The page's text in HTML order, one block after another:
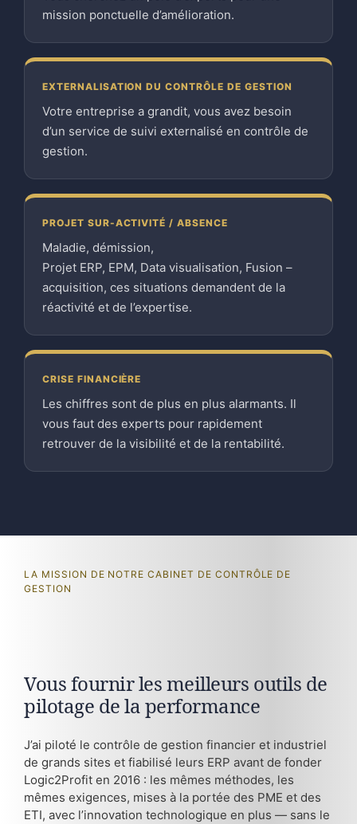
mission ponctuelle d’amélioration.
EXTERNALISATION DU CONTRÔLE DE GESTION
Votre entreprise a grandit, vous avez besoin
d’un service de suivi externalisé en contrôle de
gestion.
PROJET SUR-ACTIVITÉ / ABSENCE
Maladie, démission,
Projet ERP, EPM, Data visualisation, Fusion –
acquisition, ces situations demandent de la
réactivité et de l’expertise.
CRISE FINANCIÈRE
Les chiffres sont de plus en plus alarmants. Il
vous faut des experts pour rapidement
retrouver de la visibilité et de la rentabilité.
LA MISSION DE NOTRE CABINET DE CONTRÔLE DE
GESTION
Vous fournir les meilleurs outils de
pilotage de la performance
J’ai piloté le contrôle de gestion financier et industriel
de grands sites et fiabilisé leurs ERP avant de fonder
Logic2Profit en 2016 : les mêmes méthodes, les
mêmes exigences, mises à la portée des PME et des
ETI, avec l’innovation technologique en plus — sans le